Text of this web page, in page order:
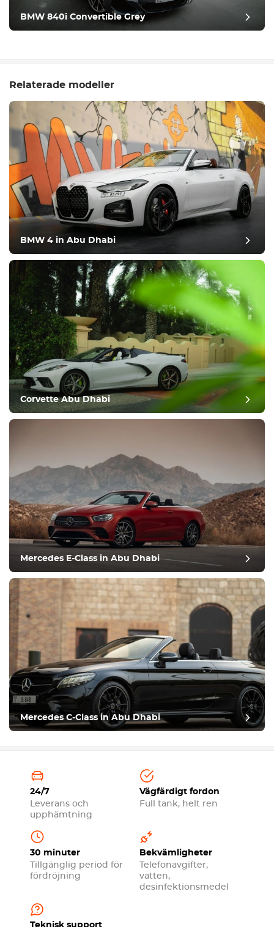
BMW 840i Convertible Grey
Relaterade modeller
BMW 4 in Abu Dhabi
Corvette Abu Dhabi
Mercedes E-Class in Abu Dhabi
Mercedes C-Class in Abu Dhabi
24/7
Leverans och
upphämtning
Vägfärdigt fordon
Full tank, helt ren
30 minuter
Tillgänglig period för
fördröjning
Bekvämligheter
Telefonavgifter,
vatten,
desinfektionsmedel
Teknisk support